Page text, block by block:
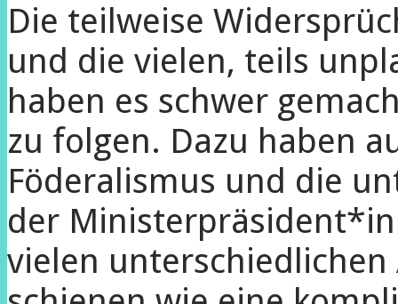
Die teilweise
und die vielen, teils
haben es schwer
zu folgen. Dazu haben
Föderalismus und die
der
vielen